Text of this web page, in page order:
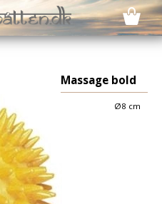
Massage bold
Ø8 cm